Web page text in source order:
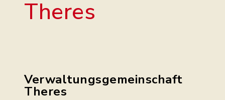
Theres
Verwaltungsgemeinschaft
Theres